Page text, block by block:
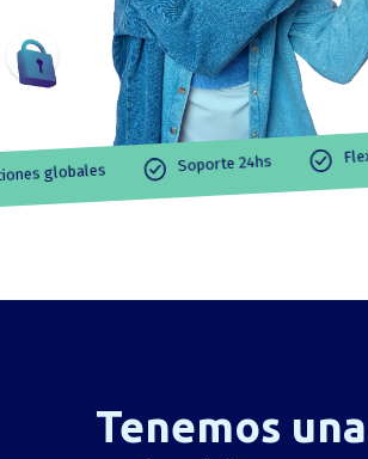
Soluciones globales Soporte 24hs
Tenemos una